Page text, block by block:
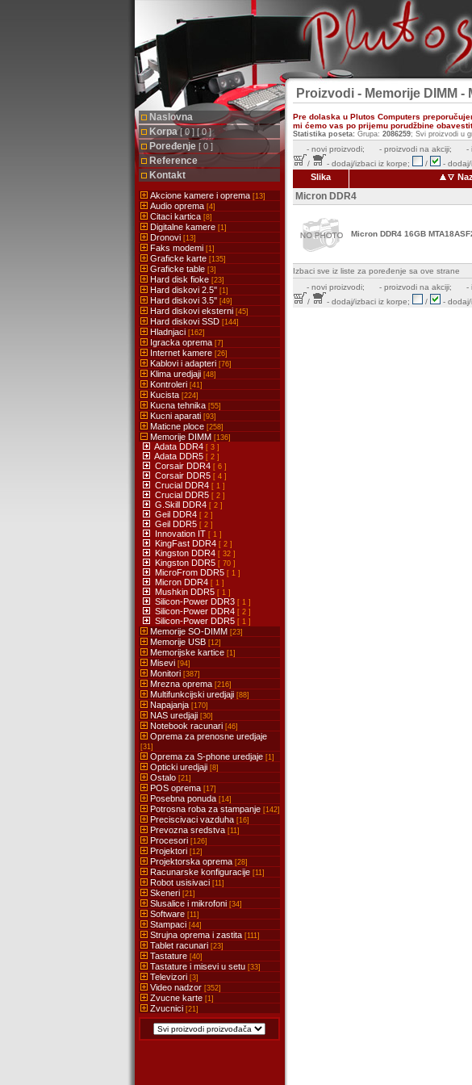
Naslovna
Korpa[ 0 ] [ 0 ]
Poređenje [ 0 ]
Reference
Kontakt
Akcione kamere i oprema [13]
Audio oprema [4]
Citaci kartica [8]
Digitalne kamere [1]
Dronovi [13]
Faks modemi [1]
Graficke karte [135]
Graficke table [3]
Hard disk fioke [23]
Hard diskovi 2.5'' [1]
Hard diskovi 3.5'' [49]
Hard diskovi eksterni [45]
Hard diskovi SSD [144]
Hladnjaci [162]
Igracka oprema [7]
Internet kamere [26]
Kablovi i adapteri [76]
Klima uredjaji [48]
Kontroleri [41]
Kucista [224]
Kucna tehnika [55]
Kucni aparati [93]
Maticne ploce [258]
Memorije DIMM [136]
Adata DDR4 [ 3 ]
Adata DDR5 [ 2 ]
Corsair DDR4 [ 6 ]
Corsair DDR5 [ 4 ]
Crucial DDR4 [ 1 ]
Crucial DDR5 [ 2 ]
G.Skill DDR4 [ 2 ]
Geil DDR4 [ 2 ]
Geil DDR5 [ 2 ]
Innovation IT [ 1 ]
KingFast DDR4 [ 2 ]
Kingston DDR4 [ 32 ]
Kingston DDR5 [ 70 ]
MicroFrom DDR5 [ 1 ]
Micron DDR4 [ 1 ]
Mushkin DDR5 [ 1 ]
Silicon-Power DDR3 [ 1 ]
Silicon-Power DDR4 [ 2 ]
Silicon-Power DDR5 [ 1 ]
Memorije SO-DIMM [23]
Memorije USB [12]
Memorijske kartice [1]
Misevi [94]
Monitori [387]
Mrezna oprema [216]
Multifunkcijski uredjaji [88]
Napajanja [170]
NAS uredjaji [30]
Notebook racunari [46]
Oprema za prenosne uredjaje
[31]
Oprema za S-phone uredjaje [1]
Opticki uredjaji [8]
Ostalo [21]
POS oprema [17]
Posebna ponuda [14]
Potrosna roba za stampanje [142]
Preciscivaci vazduha [16]
Prevozna sredstva [11]
Procesori [126]
Projektori [12]
Projektorska oprema [28]
Racunarske konfiguracije [11]
Robot usisivaci [11]
Skeneri [21]
Slusalice i mikrofoni [34]
Software [11]
Stampaci [44]
Strujna oprema i zastita [111]
Tablet racunari [23]
Tastature [40]
Tastature i misevi u setu [33]
Televizori [3]
Video nadzor [352]
Zvucne karte [1]
Zvucnici [21]
Proizvodi - Memorije DIMM -
Pre dolaska u Plutos Computers
mi ćemo vas po prijemu porudžbine
Statistika poseta: Grupa: 2086259; Svi proizvodi u
- novi proizvodi; - proizvodi na akciji; -
/
- dodaj/izbaci iz korpe; / -
Slika
Micron DDR4
Micron DDR4 16GB
Izbaci sve iz liste za poređenje sa ove strane
- novi proizvodi; - proizvodi na akciji; -
/
- dodaj/izbaci iz korpe; / -